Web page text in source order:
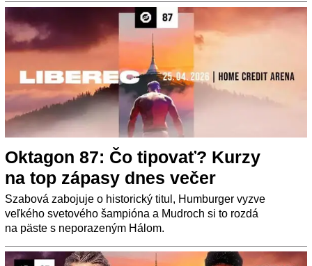
Oktagon 87: Čo tipovať? Kurzy
na top zápasy dnes večer
Szabová zabojuje o historický titul, Humburger vyzve
veľkého svetového šampióna a Mudroch si to rozdá
na päste s neporazeným Hálom.